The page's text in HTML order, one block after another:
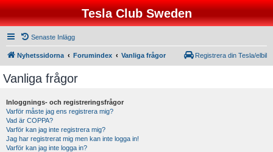
Tesla Club Sweden
Senaste Inlägg
Nyhetssidorna Forumindex Vanliga frågor Registrera din Tesla/elbil
Vanliga frågor
Inloggnings- och registreringsfrågor
Varför måste jag ens registrera mig?
Vad är COPPA?
Varför kan jag inte registrera mig?
Jag har registrerat mig men kan inte logga in!
Varför kan jag inte logga in?